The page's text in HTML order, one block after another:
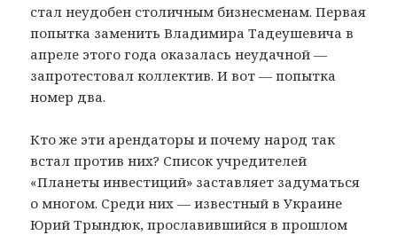
стал неудобен столичным бизнесменам. Первая
попытка заменить Владимира Тадеушевича в
апреле этого года оказалась неудачной —
запротестовал коллектив. И вот — попытка
номер два.
Кто же эти арендаторы и почему народ так
встал против них? Список учредителей
«Планеты инвестиций» заставляет задуматься
о многом. Среди них — известный в Украине
Юрий Трындюк, прославившийся в прошлом